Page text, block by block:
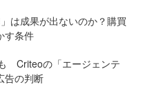
は成果が出ないのか？購買
す条件
Criteoの「エージェンテ
告の判断